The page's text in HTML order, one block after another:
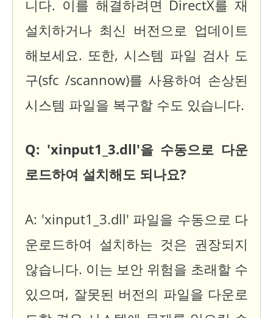
니다. 이를 해결하려면 DirectX를 재
설치하거나 최신 버전으로 업데이트
해보세요. 또한, 시스템 파일 검사 도
구(sfc /scannow)를 사용하여 손상된
시스템 파일을 복구할 수도 있습니다.
Q: 'xinput1_3.dll'을 수동으로 다운
로드하여 설치해도 되나요?
A: 'xinput1_3.dll' 파일을 수동으로 다
운로드하여 설치하는 것은 권장되지
않습니다. 이는 보안 위험을 초래할 수
있으며, 잘못된 버전의 파일을 다운로